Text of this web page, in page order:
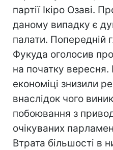
партії Ікіро Озаві.
даному випадку є
палати. Попередній
Фукуда оголосив
на початку
економіці знизили
внаслідок чого
побоювання з
очікуваних
Втрата більшості в